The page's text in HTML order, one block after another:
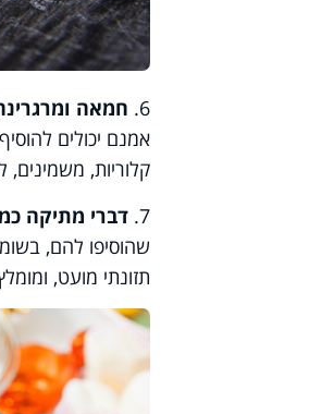
6. חמאה
אמנם יכולים
קלוריות, משמינים,
7. דברי מתיקה
שהוסיפו להם,
תזונתי מועט,